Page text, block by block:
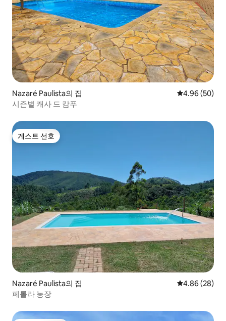
Nazaré Paulista의 집 평점 4.96점(5
4.96 (50)
시즌별 캐사 드 캄푸
게스트 선호
게스트 선호
Nazaré Paulista의 집 평점 4.86점(5
4.86 (28)
페롤라 농장